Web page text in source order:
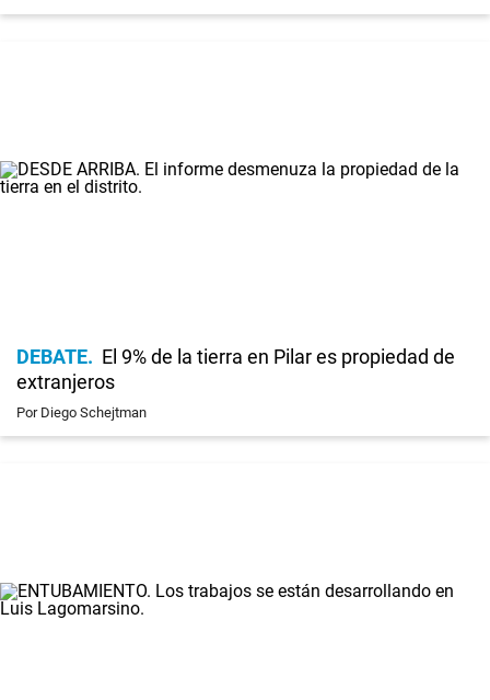
DEBATE
El 9% de la tierra en Pilar es propiedad de
extranjeros
Por Diego Schejtman